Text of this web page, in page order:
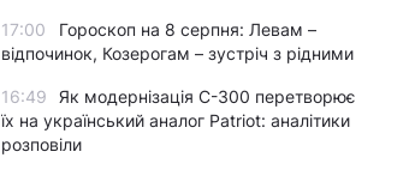
17:00
Гороскоп на 8 серпня: Левам –
відпочинок, Козерогам – зустріч з рідними
16:49
Як модернізація С-300 перетворює
їх на український аналог Patriot: аналітики
розповіли